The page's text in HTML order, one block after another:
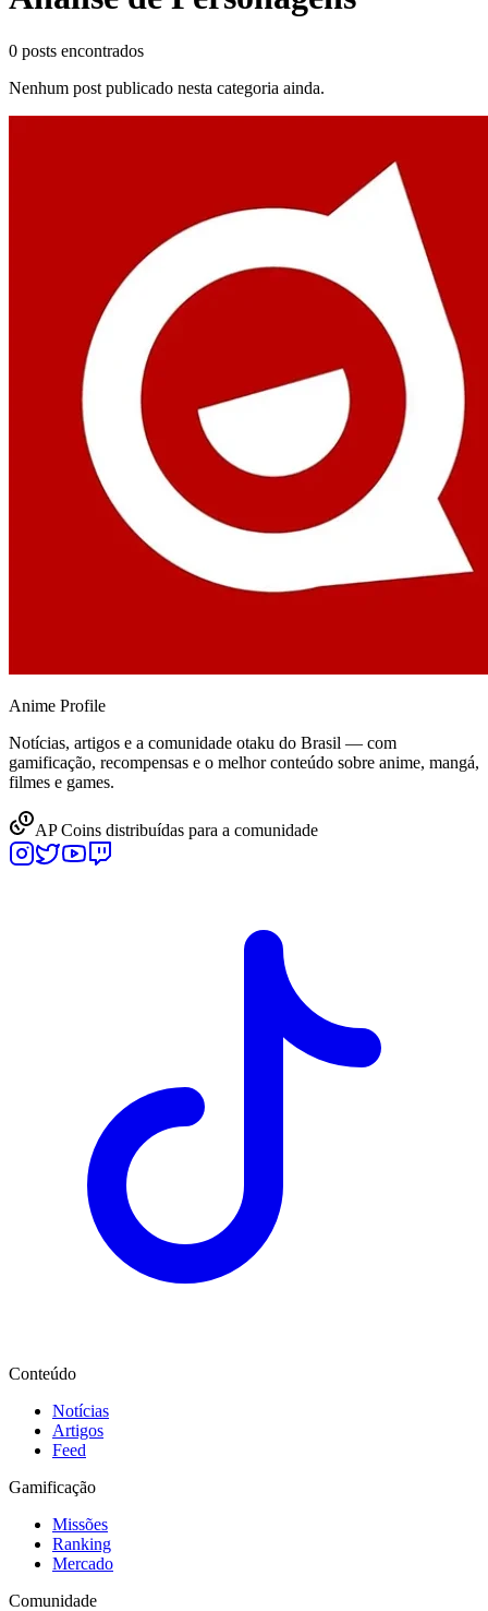
0 posts encontrados
Nenhum post publicado nesta categoria ainda.
Anime Profile
Notícias, artigos e a comunidade otaku do Brasil — com
gamificação, recompensas e o melhor conteúdo sobre anime, mangá,
filmes e games.
AP Coins distribuídas para a comunidade
Conteúdo
Notícias
Artigos
Feed
Gamificação
Missões
Ranking
Mercado
Comunidade